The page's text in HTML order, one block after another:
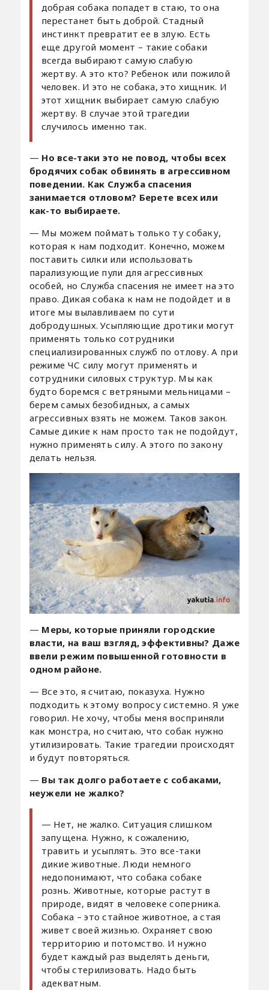
добрая собака попадет в стаю, то она
перестанет быть доброй. Стадный
инстинкт превратит ее в злую. Есть
еще другой момент – такие собаки
всегда выбирают самую слабую
жертву. А это кто? Ребенок или пожилой
человек. И это не собака, это хищник. И
этот хищник выбирает самую слабую
жертву. В случае этой трагедии
случилось именно так.
— Но все-таки это не повод, чтобы всех
бродячих собак обвинять в агрессивном
поведении. Как Служба спасения
занимается отловом? Берете всех или
как-то выбираете.
— Мы можем поймать только ту собаку,
которая к нам подходит. Конечно, можем
поставить силки или использовать
парализующие пули для агрессивных
особей, но Служба спасения не имеет на это
право. Дикая собака к нам не подойдет и в
итоге мы вылавливаем по сути
добродушных. Усыпляющие дротики могут
применять только сотрудники
специализированных служб по отлову. А при
режиме ЧС силу могут применять и
сотрудники силовых структур. Мы как
будто боремся с ветряными мельницами –
берем самых безобидных, а самых
агрессивных взять не можем. Таков закон.
Самые дикие к нам просто так не подойдут,
нужно применять силу. А этого по закону
делать нельзя.
— Меры, которые приняли городские
власти, на ваш взгляд, эффективны? Даже
ввели режим повышенной готовности в
одном районе.
— Все это, я считаю, показуха. Нужно
подходить к этому вопросу системно. Я уже
говорил. Не хочу, чтобы меня восприняли
как монстра, но считаю, что собак нужно
утилизировать. Такие трагедии происходят
и будут повторяться.
— Вы так долго работаете с собаками,
неужели не жалко?
— Нет, не жалко. Ситуация слишком
запущена. Нужно, к сожалению,
травить и усыплять. Это все-таки
дикие животные. Люди немного
недопонимают, что собака собаке
рознь. Животные, которые растут в
природе, видят в человеке соперника.
Собака – это стайное животное, а стая
живет своей жизнью. Охраняет свою
территорию и потомство. И нужно
будет каждый раз выделять деньги,
чтобы стерилизовать. Надо быть
адекватным.